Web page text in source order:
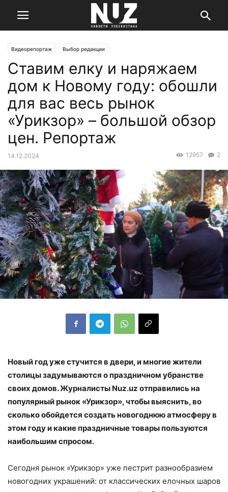
Видеорепортаж Выбор редакции
Ставим елку и наряжаем
дом к Новому году: обошли
для вас весь рынок
«Урикзор» – большой обзор
цен. Репортаж
14.12.2024 2
12957
Новый год уже стучится в двери, и многие жители
столицы задумываются о праздничном убранстве
своих домов. Журналисты Nuz.uz отправились на
популярный рынок «Урикзор», чтобы выяснить, во
сколько обойдется создать новогоднюю атмосферу в
этом году и какие праздничные товары пользуются
наибольшим спросом.
Сегодня рынок «Урикзор» уже пестрит разнообразием
новогодних украшений: от классических елочных шаров